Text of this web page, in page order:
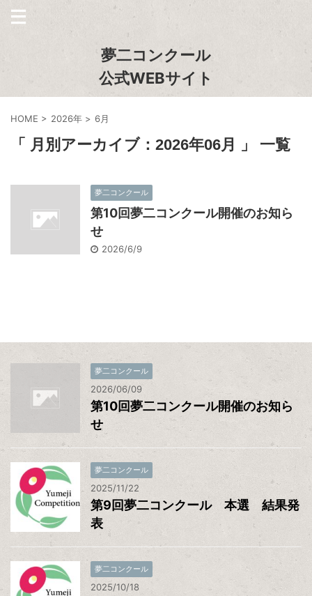
夢二コンクール
公式WEBサイト
HOME > 2026年 > 6月
「 月別アーカイブ：2026年06月 」 一覧
夢二コンクール
第10回夢二コンクール開催のお知ら
せ
2026/6/9
夢二コンクール
2026/06/09
第10回夢二コンクール開催のお知ら
せ
夢二コンクール
2025/11/22
第9回夢二コンクール 本選 結果発
表
夢二コンクール
2025/10/18